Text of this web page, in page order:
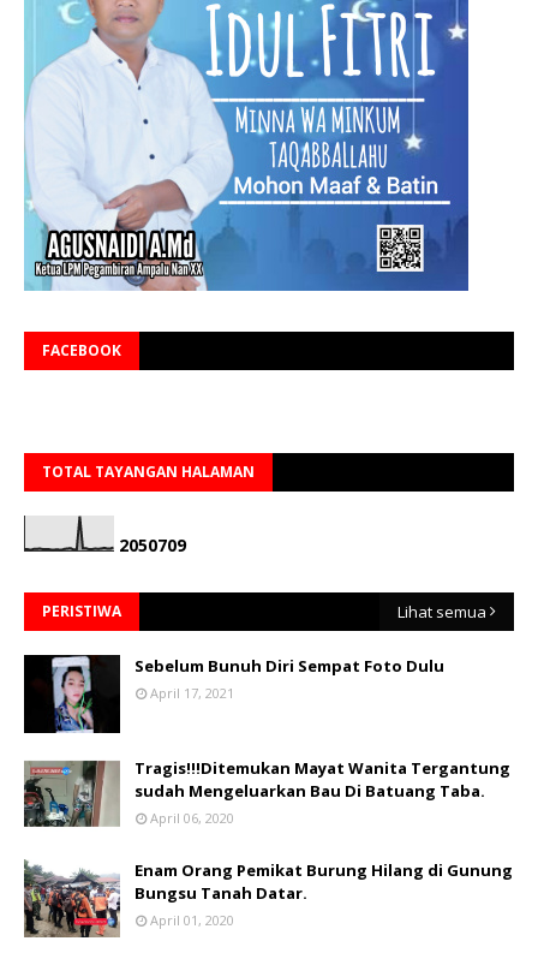
FACEBOOK
TOTAL TAYANGAN HALAMAN
2050709
PERISTIWA Lihat semua
Sebelum Bunuh Diri Sempat Foto Dulu
April 17, 2021
Tragis!!!Ditemukan Mayat Wanita Tergantung
sudah Mengeluarkan Bau Di Batuang Taba.
April 06, 2020
Enam Orang Pemikat Burung Hilang di Gunung
Bungsu Tanah Datar.
April 01, 2020